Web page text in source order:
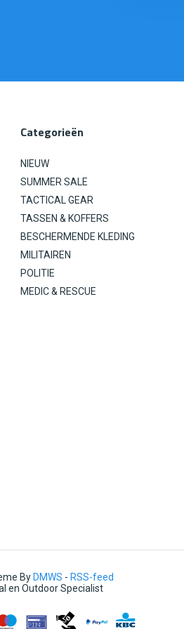
Categorieën
NIEUW
SUMMER SALE
TACTICAL GEAR
TASSEN & KOFFERS
BESCHERMENDE KLEDING
MILITAIREN
POLITIE
MEDIC & RESCUE
ByDMWS -RSS-feed
en Outdoor Specialist